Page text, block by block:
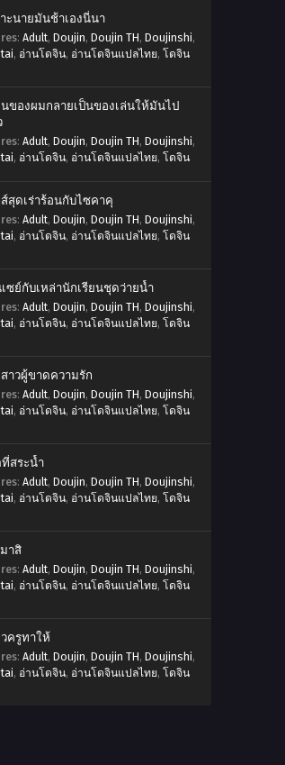
าะนายมันช้าเองนี่นา
: Adult, Doujin, Doujin TH, Doujinshi,
, อ่านโดจิน, อ่านโดจินแปลไทย, โดจิน
นของผมกลายเป็นของเล่นให้มันไป
: Adult, Doujin, Doujin TH, Doujinshi,
, อ่านโดจิน, อ่านโดจินแปลไทย, โดจิน
ส์สุดเร่าร้อนกับไซคาคุ
: Adult, Doujin, Doujin TH, Doujinshi,
, อ่านโดจิน, อ่านโดจินแปลไทย, โดจิน
เซย์กับเหล่านักเรียนชุดว่ายน้ำ
: Adult, Doujin, Doujin TH, Doujinshi,
, อ่านโดจิน, อ่านโดจินแปลไทย, โดจิน
สาวผู้ขาดความรัก
: Adult, Doujin, Doujin TH, Doujinshi,
, อ่านโดจิน, อ่านโดจินแปลไทย, โดจิน
ที่สระน้ำ
: Adult, Doujin, Doujin TH, Doujinshi,
, อ่านโดจิน, อ่านโดจินแปลไทย, โดจิน
าสิ
: Adult, Doujin, Doujin TH, Doujinshi,
, อ่านโดจิน, อ่านโดจินแปลไทย, โดจิน
ครูทาให้
: Adult, Doujin, Doujin TH, Doujinshi,
, อ่านโดจิน, อ่านโดจินแปลไทย, โดจิน